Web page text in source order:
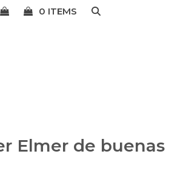
0 ITEMS
Elmer de buenas